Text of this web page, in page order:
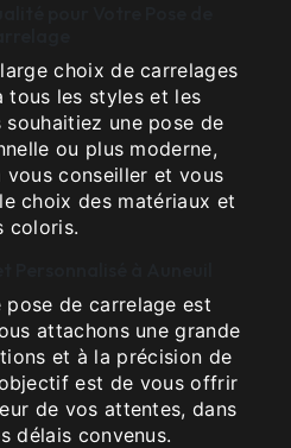
choix de carrelages
tous les styles et les
souhaitiez une pose de
ou plus moderne,
vous conseiller et vous
choix des matériaux et
coloris.
de carrelage est
attachons une grande
et à la précision de
est de vous offrir
de vos attentes, dans
délais convenus.